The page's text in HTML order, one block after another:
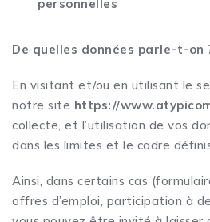
personnelles
De quelles données parle-t-on
En visitant et/ou en utilisant le
notre site https://
collecte, et l’utilisation de vos
dans les limites et le cadre
Ainsi, dans certains cas
offres d’emploi, participation à